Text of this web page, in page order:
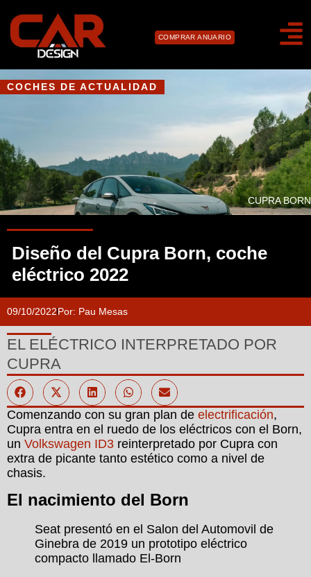
COMPRAR ANUARIO
COCHES DE ACTUALIDAD
CUPRA BORN
Diseño del Cupra Born, coche
eléctrico 2022
09/10/2022Por: Pau Mesas
EL ELÉCTRICO INTERPRETADO POR
CUPRA
Comenzando con su gran plan de electrificación,
Cupra entra en el ruedo de los eléctricos con el Born,
un Volkswagen ID3 reinterpretado por Cupra con
extra de picante tanto estético como a nivel de
chasis.
El nacimiento del Born
Seat presentó en el Salon del Automovil de
Ginebra de 2019 un prototipo eléctrico
compacto llamado El-Born